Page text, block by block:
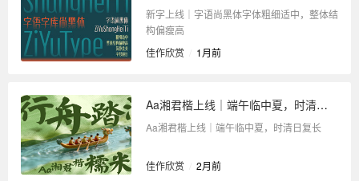
新字上线｜字语尚黑体字体粗细适中，整体结
构偏瘦高
佳作欣赏
1月前
Aa湘君楷上线｜端午临中夏，时清日复长
Aa湘君楷上线｜端午临中夏，时清日复长
佳作欣赏 2月前